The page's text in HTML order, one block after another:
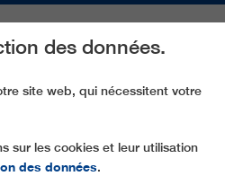
SERVICE NOTRE SOCIÉTÉ
des données.
site web, qui nécessitent votre
sur les cookies et leur utilisation
des données.